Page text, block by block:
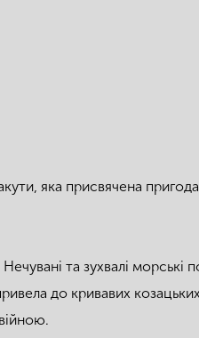
яка присвячена
та зухвалі морські
до кривавих козацьких